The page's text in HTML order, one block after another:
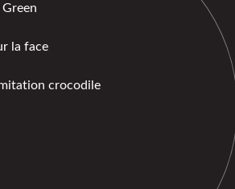
la face
crocodile